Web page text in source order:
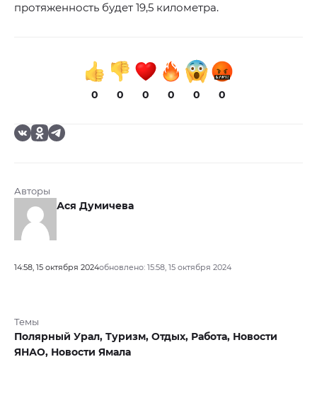
протяженность будет 19,5 километра.
0 0 0 0 0 0
Авторы
Ася Думичева
14:58, 15 октября 2024обновлено: 15:58, 15 октября 2024
Темы
Полярный Урал, Туризм, Отдых, Работа, Новости
ЯНАО, Новости Ямала